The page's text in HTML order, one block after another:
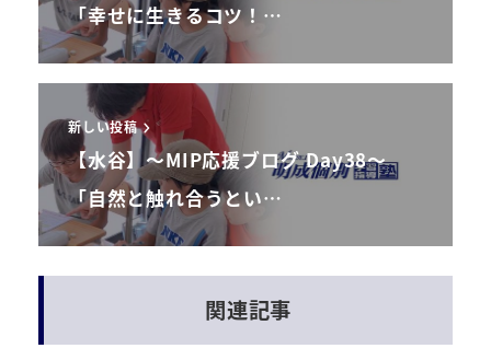
「幸せに生きるコツ！…
新しい投稿
【水谷】～MIP応援ブログ Day38～
「自然と触れ合うとい…
関連記事